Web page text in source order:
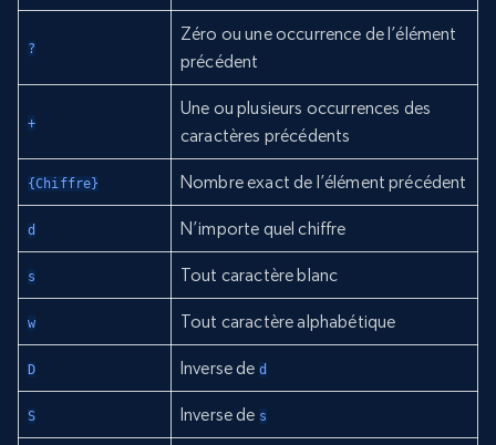
?
Zéro ou une occurrence de l’élément
précédent
+
Une ou plusieurs occurrences des
caractères précédents
{Chiffre} Nombre exact de l’élément précédent
d N’importe quel chiffre
s Tout caractère blanc
w Tout caractère alphabétique
D Inverse de d
S Inverse de s